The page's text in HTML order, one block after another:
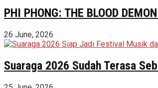
PHI PHONG: THE BLOOD
26 June, 2026
Suaraga 2026 Sudah Terasa